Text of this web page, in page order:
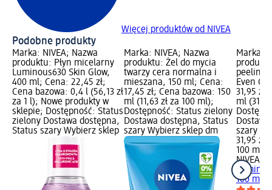
Więcej produktów od NIVEA
Podobne produkty
Marka: NIVEA; Nazwa
produktu: Płyn micelarny
Luminous630 Skin Glow,
400 ml; Cena: 22,45 zł;
Cena bazowa: 0,4 l (56,13 zł
za 1 l); Nowe produkty w
sklepie; Dostępność: Status
zielony Dostawa dostępna,
Status szary Wybierz sklep
Marka: NIVEA; Nazwa
produktu: Żel do mycia
twarzy cera normalna i
mieszana, 150 ml; Cena:
17,45 zł; Cena bazowa: 150
ml (11,63 zł za 100 ml);
Dostępność: Status zielony
Dostawa dostępna, Status
szary Wybierz sklep dm
Marka:
Even
31,95
ml
szary
31,95 zł
100 ml
NIVEA
100 ml